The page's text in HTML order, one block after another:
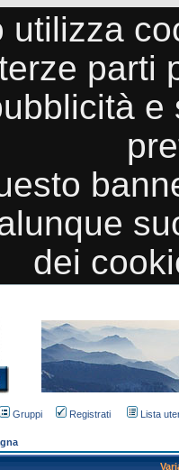
utilizza
parti
dei
Gruppi Registrati Lista